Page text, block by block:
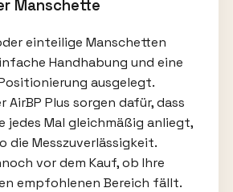
Manschette
einteilige Manschetten
Handhabung und eine
ausgelegt.
AirBP Plus sorgen dafür, dass
jedes Mal gleichmäßig anliegt,
die Messzuverlässigkeit.
vor dem Kauf, ob Ihre
empfohlenen Bereich fällt.